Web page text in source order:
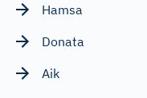
Hamsa
Donata
Aik